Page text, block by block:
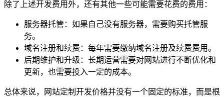
除了上述开发费用外，还有其他一些可能需要花费的费用：
服务器托管：如果自己没有服务器，需要购买托管服
务。
域名注册和续费：每年需要缴纳域名注册及续费费用。
后期维护和升级：长期运营需要对网站进行不断优化和
更新，也需要投入一定的成本。
总体来说，网站定制开发价格并没有一个固定的标准，而是根